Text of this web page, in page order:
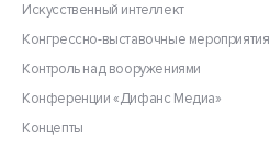
Искусственный интеллект
Конгрессно-выставочные мероприятия
Контроль над вооружениями
Конференции «Дифанс Медиа»
Концепты